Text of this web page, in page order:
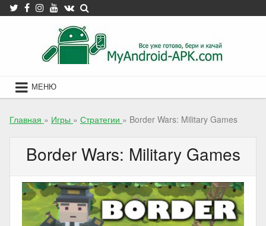
Skip
to
МЕНЮ
Главная » Игры » Стратегии » Border Wars: Military Games
Border Wars: Military Games